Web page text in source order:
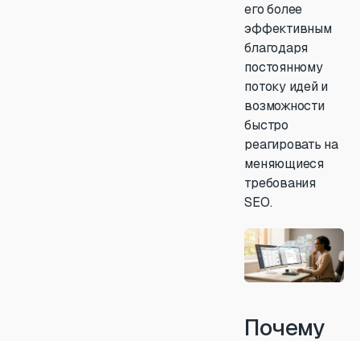
его более
эффективным
благодаря
постоянному
потоку идей и
возможности
быстро
реагировать на
меняющиеся
требования
SEO.
Почему